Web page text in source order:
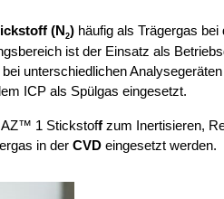
(N 2) häufig als Trägergas bei
ist der Einsatz als
unterschiedlichen
ICP als Spülgas eingesetzt.
1 Stickstoff zum Inertisieren,
in der CVD eingesetzt werden.